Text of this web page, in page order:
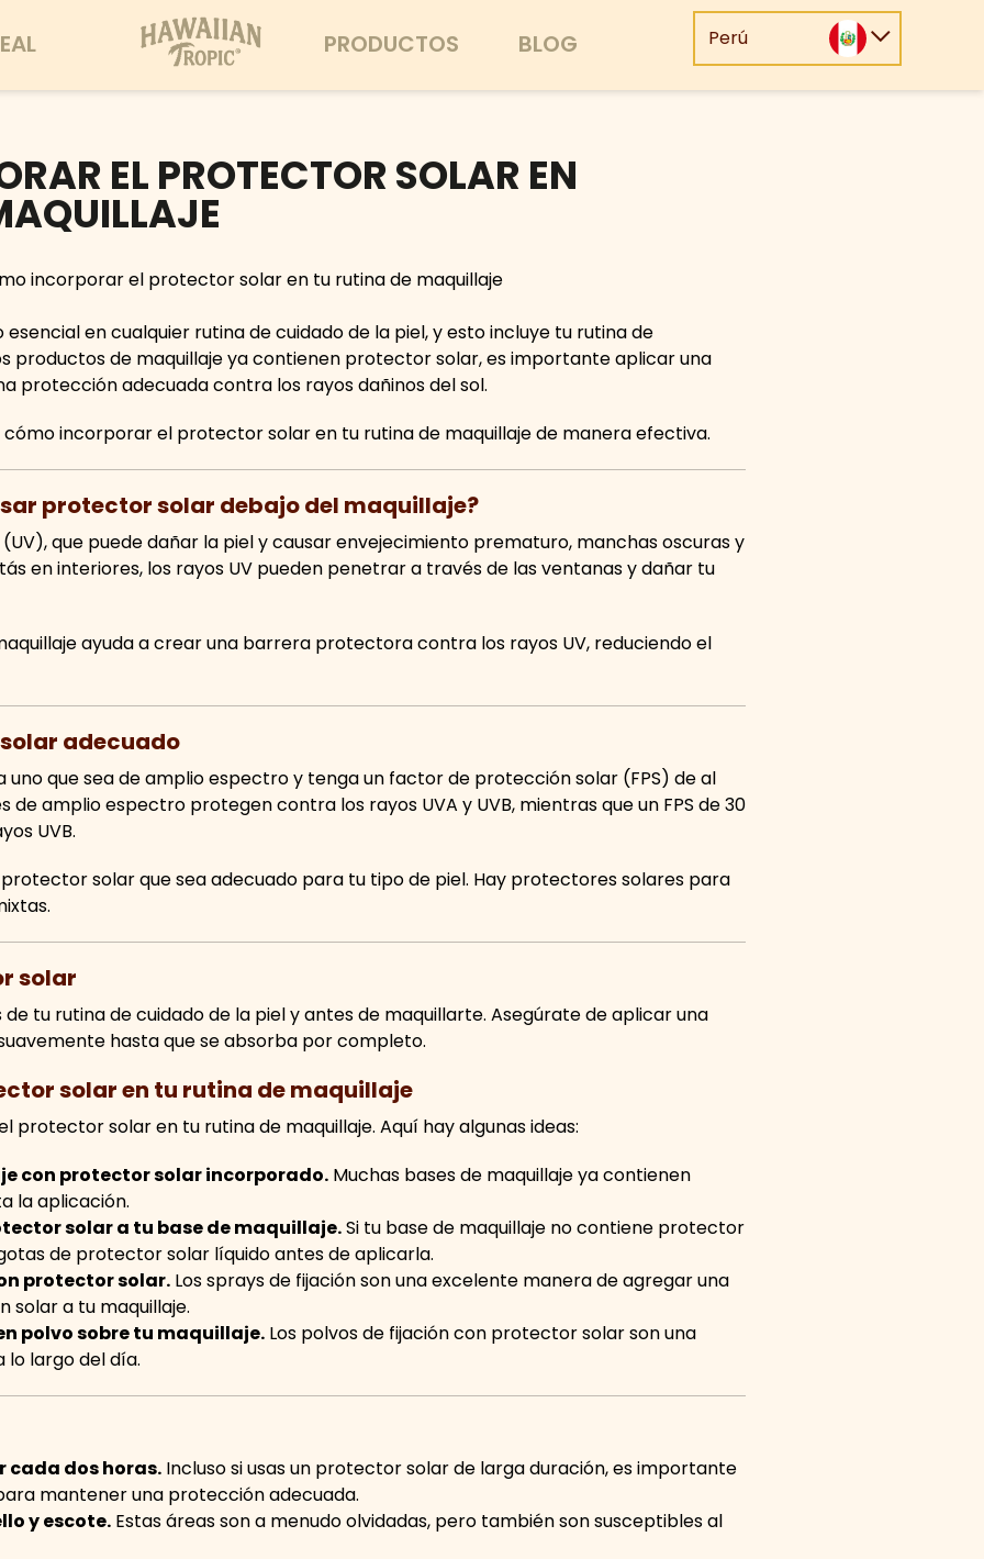
PRODUCTOS BLOG Perú
EL PROTECTOR SOLAR EN
en cualquier rutina de cuidado de la piel, y esto incluye tu rutina de
productos de maquillaje ya contienen protector solar, es importante aplicar una
protección adecuada contra los rayos dañinos del sol.
incorporar el protector solar en tu rutina de maquillaje de manera efectiva.
protector solar debajo del maquillaje?
que puede dañar la piel y causar envejecimiento prematuro, manchas oscuras y
en interiores, los rayos UV pueden penetrar a través de las ventanas y dañar tu
ayuda a crear una barrera protectora contra los rayos UV, reduciendo el
adecuado
que sea de amplio espectro y tenga un factor de protección solar (FPS) de al
de amplio espectro protegen contra los rayos UVA y UVB, mientras que un FPS de 30
UVB.
solar que sea adecuado para tu tipo de piel. Hay protectores solares para
solar
tu rutina de cuidado de la piel y antes de maquillarte. Asegúrate de aplicar una
hasta que se absorba por completo.
solar en tu rutina de maquillaje
protector solar en tu rutina de maquillaje. Aquí hay algunas ideas:
con protector solar incorporado. Muchas bases de maquillaje ya contienen
la aplicación.
solar a tu base de maquillaje.Si tu base de maquillaje no contiene protector
de protector solar líquido antes de aplicarla.
protector solar. Los sprays de fijación son una excelente manera de agregar una
solar a tu maquillaje.
polvo sobre tu maquillaje. Los polvos de fijación con protector solar son una
lo largo del día.
cada dos horas. Incluso si usas un protector solar de larga duración, es importante
mantener una protección adecuada.
y escote. Estas áreas son a menudo olvidadas, pero también son susceptibles al